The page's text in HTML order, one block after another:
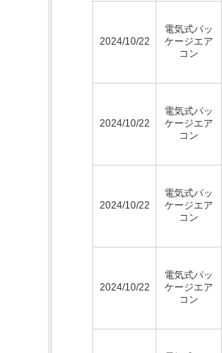
2024/10/22
電気式パッ
ケージエア
コン
2024/10/22
電気式パッ
ケージエア
コン
2024/10/22
電気式パッ
ケージエア
コン
2024/10/22
電気式パッ
ケージエア
コン